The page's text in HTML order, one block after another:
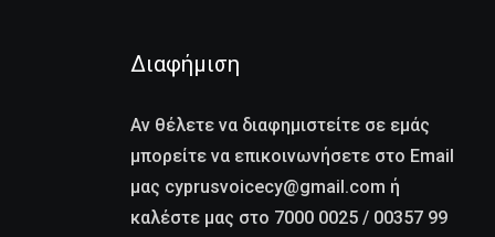
Διαφήμιση
Αν θέλετε να διαφημιστείτε σε εμάς
μπορείτε να επικοινωνήσετε στο Email
μας cyprusvoicecy@gmail.com ή
καλέστε μας στο 7000 0025 / 00357 99